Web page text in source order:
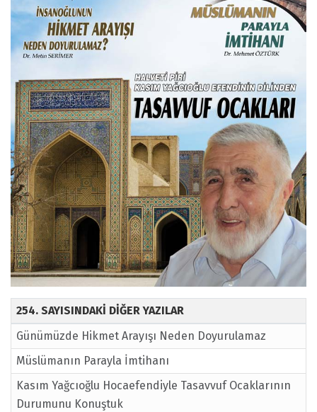
254. SAYISINDAKİ DİĞER YAZILAR
Günümüzde Hikmet Arayışı Neden Doyurulamaz
Müslümanın Parayla İmtihanı
Kasım Yağcıoğlu Hocaefendiyle Tasavvuf Ocaklarının
Durumunu Konuştuk